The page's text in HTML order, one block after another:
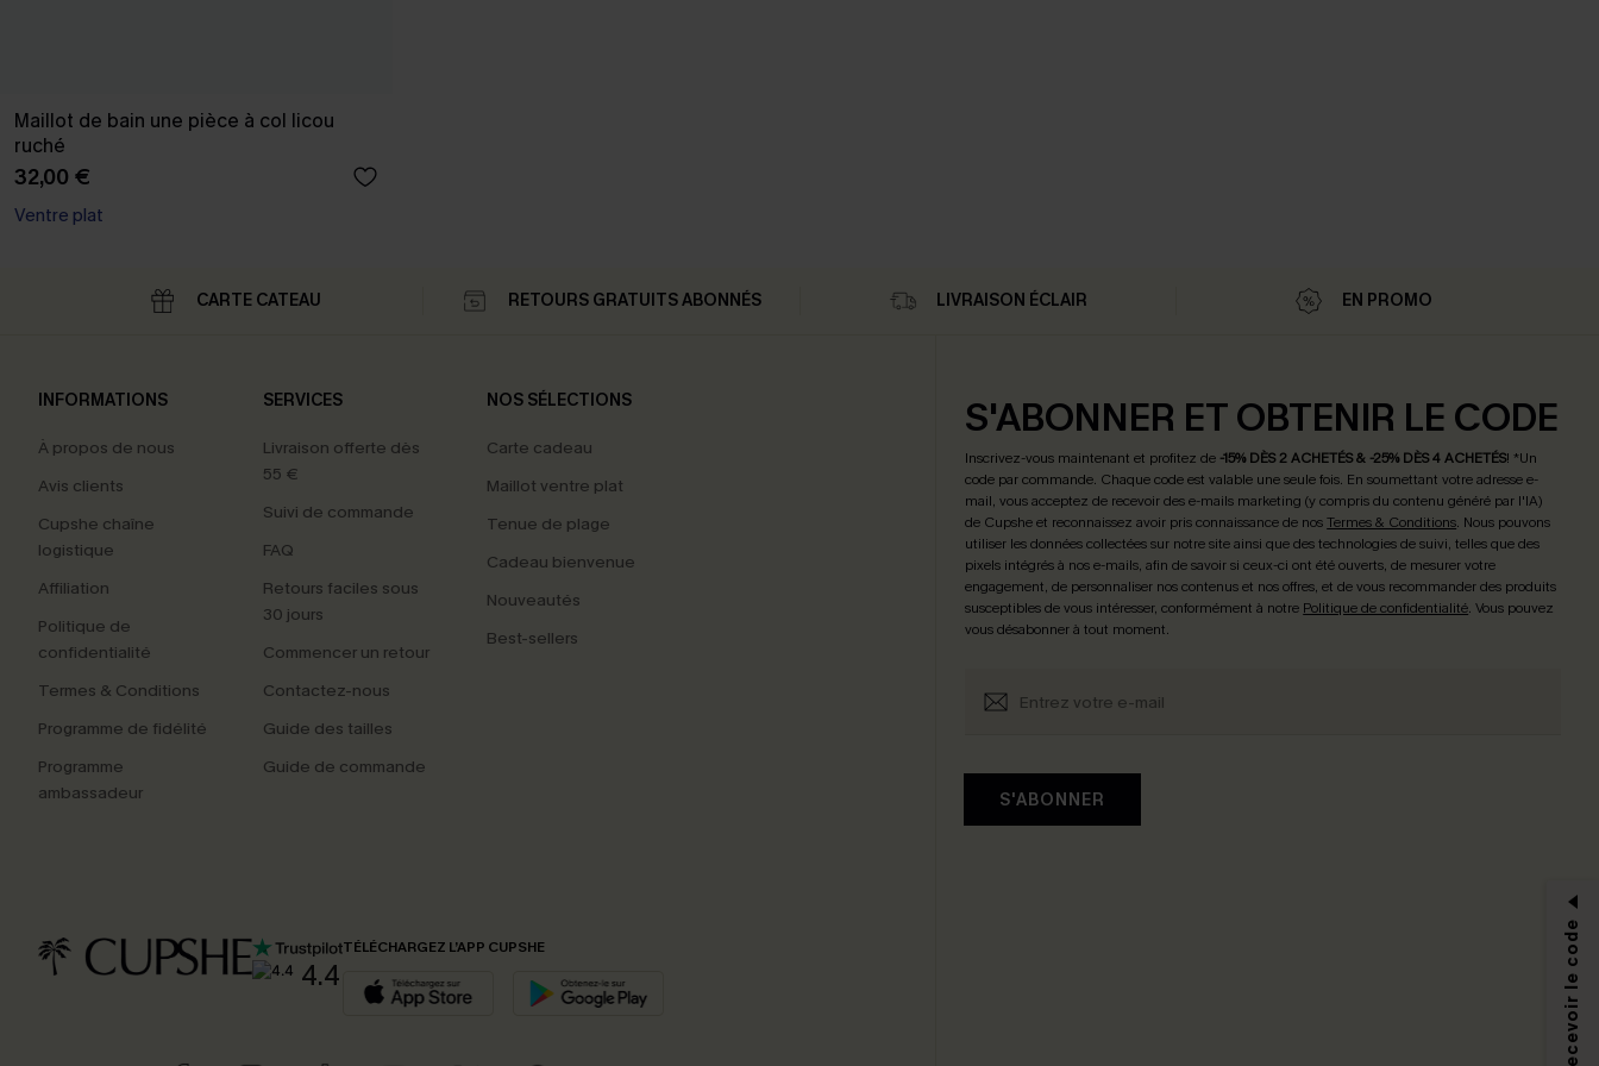
Maillot de bain une pièce à col licou
ruché
32,00 €
Ventre plat
CARTE CATEAU RETOURS GRATUITS ABONNÉS LIVRAISON ÉCLAIR EN PROMO
INFORMATIONS
À propos de nous
Avis clients
Cupshe chaîne
logistique
Affiliation
Politique de
confidentialité
Termes & Conditions
Programme de fidélité
Programme
ambassadeur
SERVICES
Livraison offerte dès
55 €
Suivi de commande
FAQ
Retours faciles sous
30 jours
Commencer un retour
Contactez-nous
Guide des tailles
Guide de commande
NOS SÉLECTIONS
Carte cadeau
Maillot ventre plat
Tenue de plage
Cadeau bienvenue
Nouveautés
Best-sellers
4.4
TÉLÉCHARGEZ L’APP CUPSHE
S'ABONNER ET OBTENIR LE CODE
Inscrivez-vous maintenant et profitez de -15% DÈS 2 ACHETÉS & -25% DÈS 4 ACHETÉS! *Un
code par commande. Chaque code est valable une seule fois. En soumettant votre adresse e-
mail, vous acceptez de recevoir des e-mails marketing (y compris du contenu généré par l'IA)
de Cupshe et reconnaissez avoir pris connaissance de nosTermes & Conditions. Nous pouvons
utiliser les données collectées sur notre site ainsi que des technologies de suivi, telles que des
pixels intégrés à nos e-mails, afin de savoir si ceux-ci ont été ouverts, de mesurer votre
engagement, de personnaliser nos contenus et nos offres, et de vous recommander des produits
susceptibles de vous intéresser, conformément à notre Politique de confidentialité. Vous pouvez
vous désabonner à tout moment.
S'ABONNER